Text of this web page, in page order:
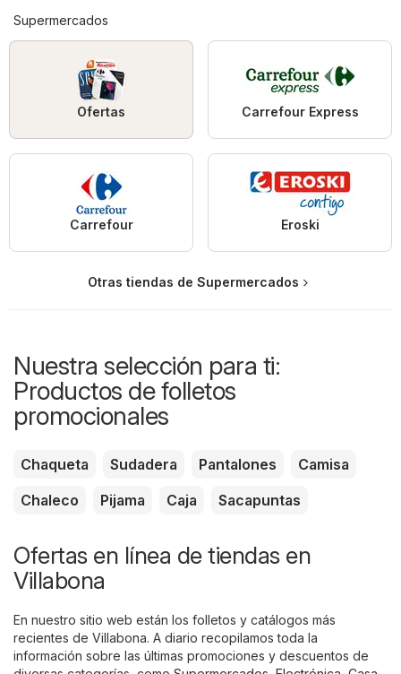
Supermercados
Ofertas Carrefour Express
Carrefour Eroski
Otras tiendas de Supermercados
Nuestra selección para ti:
Productos de folletos
promocionales
Chaqueta Sudadera Pantalones
Camisa
Chaleco
Pijama Caja Sacapuntas
Ofertas en línea de tiendas en
Villabona
En nuestro sitio web están los folletos y catálogos más
recientes de Villabona. A diario recopilamos toda la
información sobre las últimas promociones y descuentos de